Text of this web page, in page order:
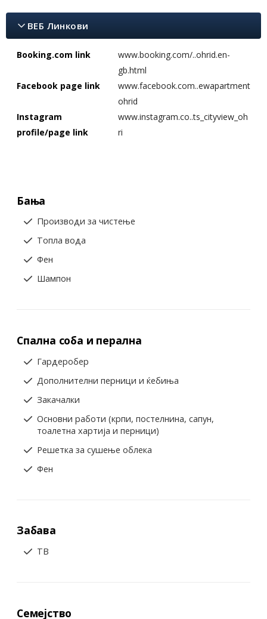
ВЕБ Линкови
Booking.com link
www.booking.com/..ohrid.en-
gb.html
Facebook page link
www.facebook.com..ewapartment
ohrid
Instagram
profile/page link
www.instagram.co..ts_cityview_oh
ri
Бања
Производи за чистење
Топла вода
Фен
Шампон
Спална соба и перална
Гардеробер
Дополнителни перници и ќебиња
Закачалки
Основни работи (крпи, постелнина, сапун,
тоалетна хартија и перници)
Решетка за сушење облека
Фен
Забава
ТВ
Семејство